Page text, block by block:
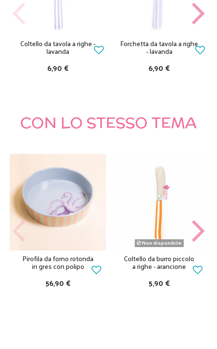
Coltello da tavola a righe -
lavanda
6,90 €
Forchetta da tavola a righe
- lavanda
6,90 €
CON LO STESSO TEMA
Pirofila da forno rotonda
in gres con polipo
56,90 €
Non disponibile
Coltello da burro piccolo
a righe - arancione
5,90 €